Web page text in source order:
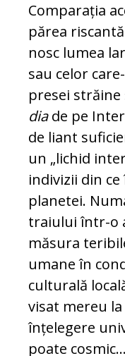
Comparația
pă­rea
nosc lumea
sau celor
pre­sei străine
diade pe
de liant
un „lichid
in­divizii din
pla­netei.
tra­iu­lui într-o
măsura
umane în
culturală
visat mereu
înțelegere
poate cosmic...